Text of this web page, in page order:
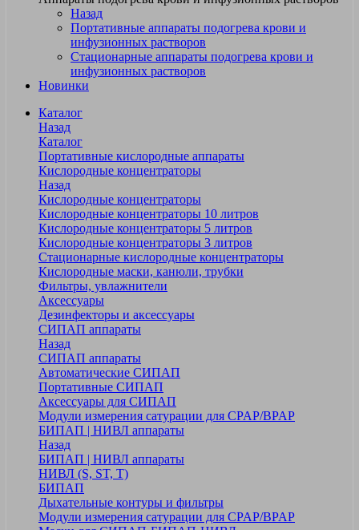
Назад
Портативные аппараты подогрева крови и
инфузионных растворов
Стационарные аппараты подогрева крови и
инфузионных растворов
Новинки
Каталог
Назад
Каталог
Портативные кислородные аппараты
Кислородные концентраторы
Назад
Кислородные концентраторы
Кислородные концентраторы 10 литров
Кислородные концентраторы 5 литров
Кислородные концентраторы 3 литров
Стационарные кислородные концентраторы
Кислородные маски, канюли, трубки
Фильтры, увлажнители
Аксессуары
Дезинфекторы и аксессуары
СИПАП аппараты
Назад
СИПАП аппараты
Автоматические СИПАП
Портативные СИПАП
Аксессуары для СИПАП
Модули измерения сатурации для CPAP/BPAP
БИПАП | НИВЛ аппараты
Назад
БИПАП | НИВЛ аппараты
НИВЛ (S, ST, T)
БИПАП
Дыхательные контуры и фильтры
Модули измерения сатурации для CPAP/BPAP